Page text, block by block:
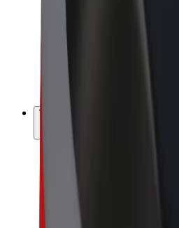
E-kola
Bolt Plus
Vydělávejte s Boltem
Řidiči
Výdělky řidiče